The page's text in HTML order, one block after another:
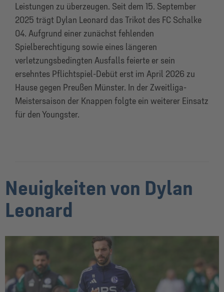
Leistungen zu überzeugen. Seit dem 15. September
2025 trägt Dylan Leonard das Trikot des FC Schalke
04. Aufgrund einer zunächst fehlenden
Spielberechtigung sowie eines längeren
verletzungsbedingten Ausfalls feierte er sein
ersehntes Pflichtspiel-Debüt erst im April 2026 zu
Hause gegen Preußen Münster. In der Zweitliga-
Meistersaison der Knappen folgte ein weiterer Einsatz
für den Youngster.
Neuigkeiten von Dylan
Leonard